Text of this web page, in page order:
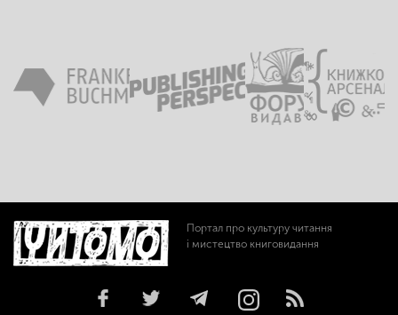
Портал про культуру читання
і мистецтво книговидання